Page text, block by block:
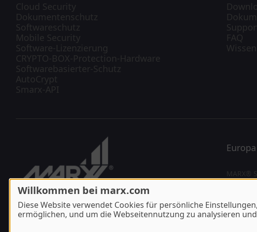
Cloud Security
Dokumentenschutz
Softwareschutz
Mobile Security
Software-Lizenzierung
CRYPTO-BOX-Protection-Hardware
Softwarebasierter-Schutz
AutoCrypt
Smarx-API
FAQ
Wissen
MARX®
Telefon:
Kontakt
Willkommen bei marx.com
Diese Website verwendet Cookies für persönliche
ermöglichen, und um die Webseitennutzung zu analysieren